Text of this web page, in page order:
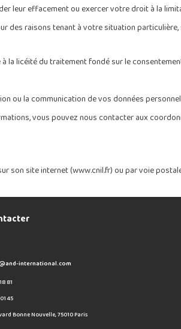
leur effacement ou exercer votre droit à la
raisons tenant à votre situation
licéité du traitement fondé sur le
ou la communication de vos données
vous pouvez nous contacter aux
son site internet (www.cnil.fr) ou par voie
international.com
81
45
Bonne Nouvelle, 75010 Paris